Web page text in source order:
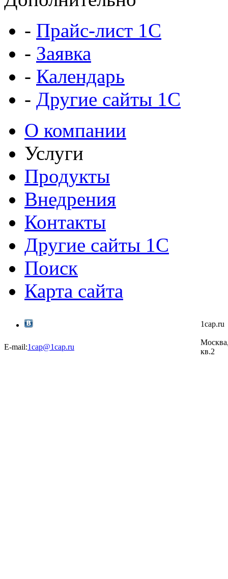
- Прайс-лист 1C
- Заявка
- Календарь
- Другие сайты 1С
О компании
Услуги
Продукты
Внедрения
Контакты
Другие сайты 1С
Поиск
Карта сайта
E-mail:1cap@1cap.ru
кв.2